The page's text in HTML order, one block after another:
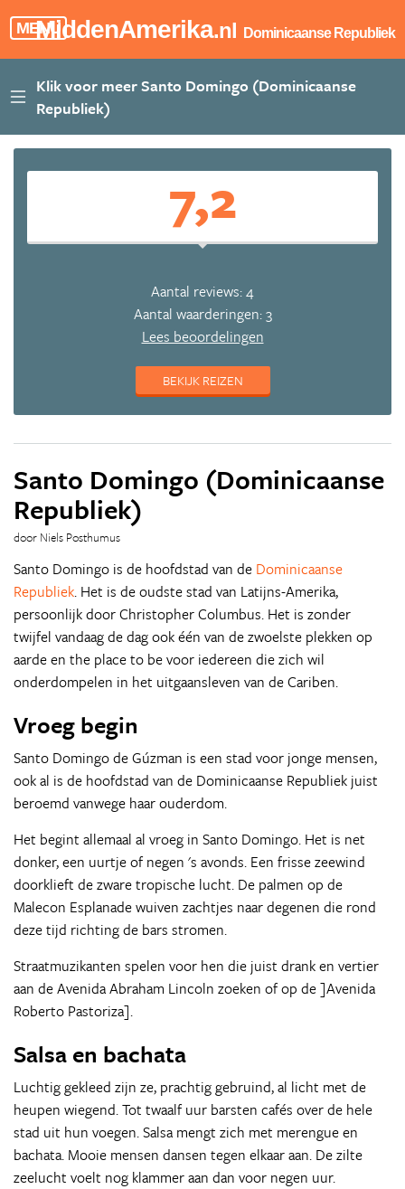
MENU
MiddenAmerika.nl Dominicaanse Republiek
7,2
Aantal reviews: 4
Aantal waarderingen: 3
Lees beoordelingen
BEKIJK REIZEN
Santo Domingo (Dominicaanse
Republiek)
door Niels Posthumus
Santo Domingo is de hoofdstad van de Dominicaanse
Republiek. Het is de oudste stad van Latijns-Amerika,
persoonlijk door Christopher Columbus. Het is zonder
twijfel vandaag de dag ook één van de zwoelste plekken op
aarde en the place to be voor iedereen die zich wil
onderdompelen in het uitgaansleven van de Cariben.
Vroeg begin
Santo Domingo de Gúzman is een stad voor jonge mensen,
ook al is de hoofdstad van de Dominicaanse Republiek juist
beroemd vanwege haar ouderdom.
Het begint allemaal al vroeg in Santo Domingo. Het is net
donker, een uurtje of negen 's avonds. Een frisse zeewind
doorklieft de zware tropische lucht. De palmen op de
Malecon Esplanade wuiven zachtjes naar degenen die rond
deze tijd richting de bars stromen.
Straatmuzikanten spelen voor hen die juist drank en vertier
aan de Avenida Abraham Lincoln zoeken of op de ]Avenida
Roberto Pastoriza].
Salsa en bachata
Luchtig gekleed zijn ze, prachtig gebruind, al licht met de
heupen wiegend. Tot twaalf uur barsten cafés over de hele
stad uit hun voegen. Salsa mengt zich met merengue en
bachata. Mooie mensen dansen tegen elkaar aan. De zilte
zeelucht voelt nog klammer aan dan voor negen uur.